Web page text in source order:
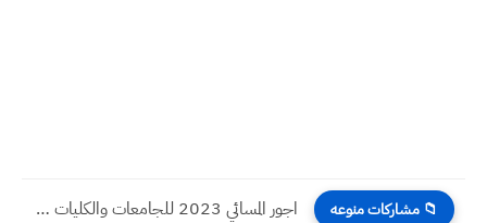
📁 مشاركات منوعه اجور المسائي 2023 للجامعات والكليات العراقية